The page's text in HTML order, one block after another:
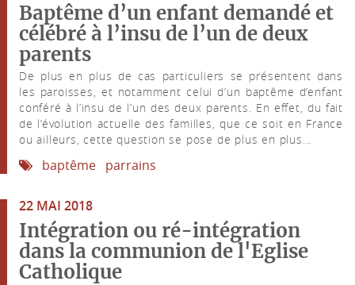
Baptême d’un enfant demandé et
célébré à l’insu de l’un de deux
parents
De plus en plus de cas particuliers se présentent dans
les paroisses, et notamment celui d’un baptême d’enfant
conféré à l’insu de l’un des deux parents. En effet, du fait
de l’évolution actuelle des familles, que ce soit en France
ou ailleurs, cette question se pose de plus en plus...
baptême parrains
22 MAI 2018
Intégration ou ré-intégration
dans la communion de l'Eglise
Catholique